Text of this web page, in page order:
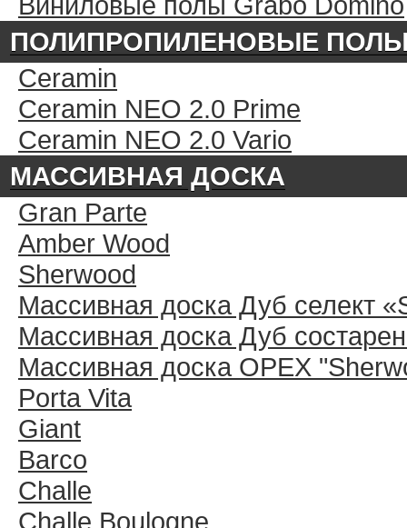
ПОЛИПРОПИЛЕНОВЫЕ
Ceramin
Ceramin NEO 2.0 Prime
Ceramin NEO 2.0 Vario
МАССИВНАЯ ДОСКА
Gran Parte
Amber Wood
Sherwood
Массивная доска Дуб селект
Массивная доска Дуб
Массивная доска ОРЕХ
Porta Vita
Giant
Barco
Challe
Challe Boulogne